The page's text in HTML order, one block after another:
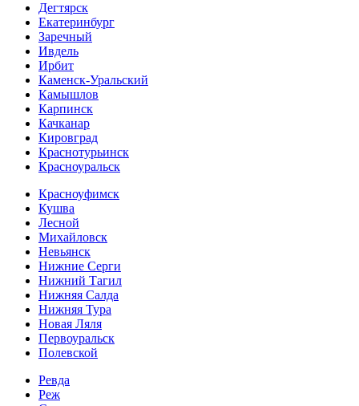
Дегтярск
Екатеринбург
Заречный
Ивдель
Ирбит
Каменск-Уральский
Камышлов
Карпинск
Качканар
Кировград
Краснотурьинск
Красноуральск
Красноуфимск
Кушва
Лесной
Михайловск
Невьянск
Нижние Серги
Нижний Тагил
Нижняя Салда
Нижняя Тура
Новая Ляля
Первоуральск
Полевской
Ревда
Реж